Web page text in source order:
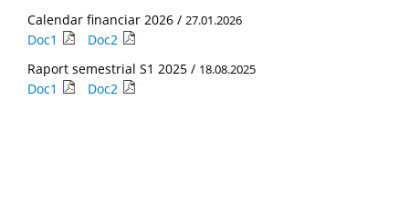
Calendar financiar 2026 / 27.01.2026
Doc1
Doc2
Raport semestrial S1 2025 / 18.08.2025
Doc1 Doc2